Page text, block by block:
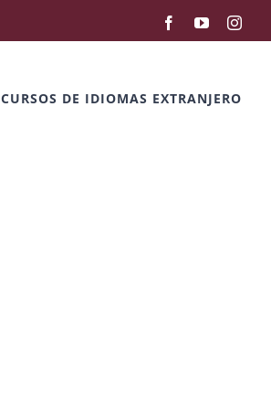
FacebookYouTube
CURSOS DE IDIOMAS EXTRANJERO